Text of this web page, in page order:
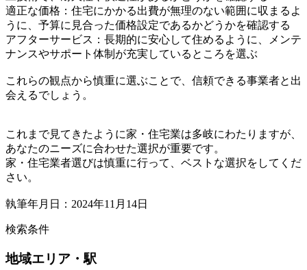
適正な価格：住宅にかかる出費が無理のない範囲に収まるよ
うに、予算に見合った価格設定であるかどうかを確認する
アフターサービス：長期的に安心して住めるように、メンテ
ナンスやサポート体制が充実しているところを選ぶ
これらの観点から慎重に選ぶことで、信頼できる事業者と出
会えるでしょう。
これまで見てきたように家・住宅業は多岐にわたりますが、
あなたのニーズに合わせた選択が重要です。
家・住宅業者選びは慎重に行って、ベストな選択をしてくだ
さい。
執筆年月日：2024年11月14日
検索条件
地域エリア・駅